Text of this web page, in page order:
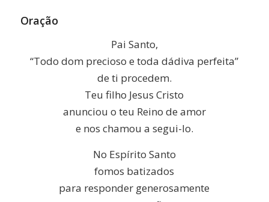
Oração
Pai Santo,
“Todo dom precioso e toda dádiva perfeita”
de ti procedem.
Teu filho Jesus Cristo
anunciou o teu Reino de amor
e nos chamou a segui-lo.
No Espírito Santo
fomos batizados
para responder generosamente